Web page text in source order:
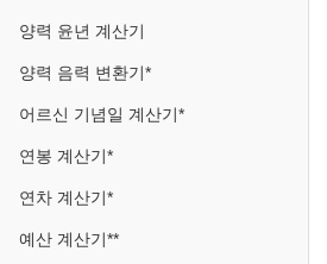
양력 윤년 계산기
양력 음력 변환기*
어르신 기념일 계산기*
연봉 계산기*
연차 계산기*
예산 계산기**